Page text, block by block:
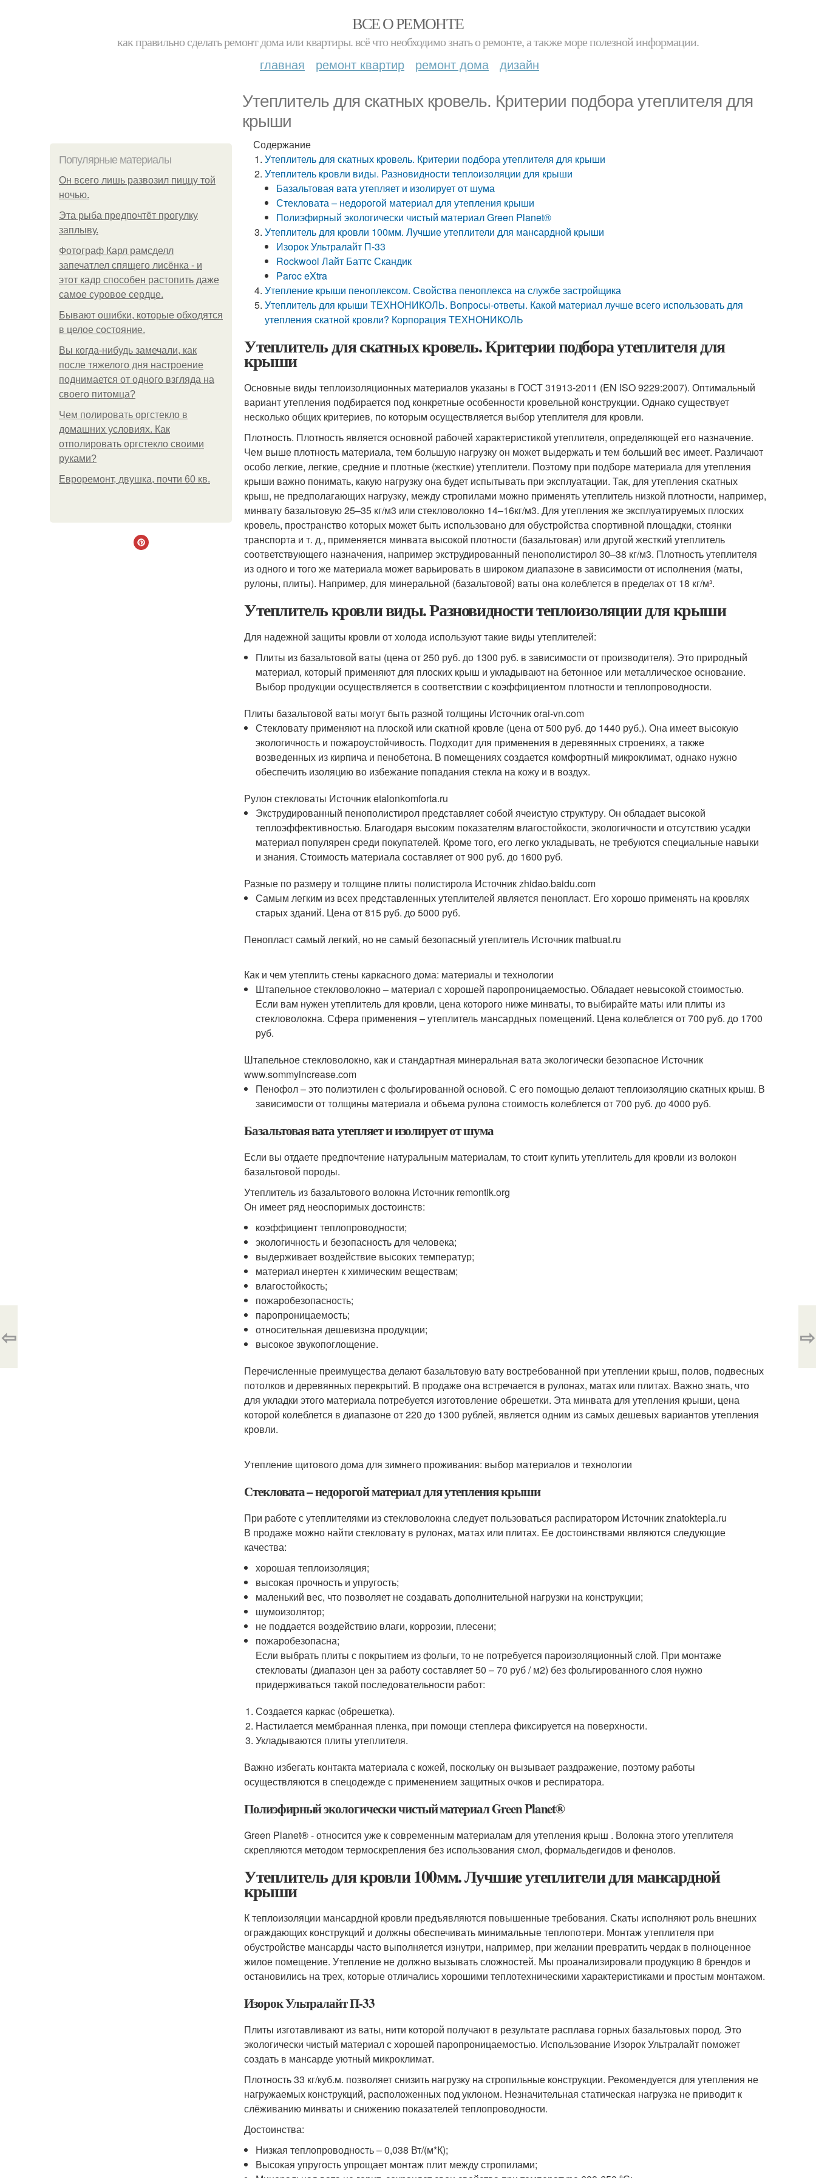
ВСЕ О РЕМОНТЕ
как правильно сделать ремонт дома или квартиры. всё что необходимо знать о ремонте, а также море полезной информации.
главная ремонт квартир ремонт дома дизайн
Утеплитель для скатных кровель. Критерии подбора утеплителя для
крыши
Популярные материалы
Он всего лишь развозил пиццу той
ночью.
Эта рыба предпочтёт прогулку
заплыву.
Фотограф Карл рамсделл
запечатлел спящего лисёнка - и
этот кадр способен растопить даже
самое суровое сердце.
Бывают ошибки, которые обходятся
в целое состояние.
Вы когда-нибудь замечали, как
после тяжелого дня настроение
поднимается от одного взгляда на
своего питомца?
Чем полировать оргстекло в
домашних условиях. Как
отполировать оргстекло своими
руками?
Евроремонт, двушка, почти 60 кв.
Содержание
Утеплитель для скатных кровель. Критерии подбора утеплителя для крыши
Утеплитель кровли виды. Разновидности теплоизоляции для крыши
Базальтовая вата утепляет и изолирует от шума
Стекловата – недорогой материал для утепления крыши
Полиэфирный экологически чистый материал Green Planet®
Утеплитель для кровли 100мм. Лучшие утеплители для мансардной крыши
Изорок Ультралайт П-33
Rockwool Лайт Баттс Скандик
Paroc eXtra
Утепление крыши пеноплексом. Свойства пеноплекса на службе застройщика
Утеплитель для крыши ТЕХНОНИКОЛЬ. Вопросы-ответы. Какой материал лучше всего использовать для
утепления скатной кровли? Корпорация ТЕХНОНИКОЛЬ
Утеплитель для скатных кровель. Критерии подбора утеплителя для
крыши
Основные виды теплоизоляционных материалов указаны в ГОСТ 31913-2011 (EN ISO 9229:2007). Оптимальный
вариант утепления подбирается под конкретные особенности кровельной конструкции. Однако существует
несколько общих критериев, по которым осуществляется выбор утеплителя для кровли.
Плотность. Плотность является основной рабочей характеристикой утеплителя, определяющей его назначение.
Чем выше плотность материала, тем большую нагрузку он может выдержать и тем больший вес имеет. Различают
особо легкие, легкие, средние и плотные (жесткие) утеплители. Поэтому при подборе материала для утепления
крыши важно понимать, какую нагрузку она будет испытывать при эксплуатации. Так, для утепления скатных
крыш, не предполагающих нагрузку, между стропилами можно применять утеплитель низкой плотности, например,
минвату базальтовую 25–35 кг/м3 или стекловолокно 14–16кг/м3. Для утепления же эксплуатируемых плоских
кровель, пространство которых может быть использовано для обустройства спортивной площадки, стоянки
транспорта и т. д., применяется минвата высокой плотности (базальтовая) или другой жесткий утеплитель
соответствующего назначения, например экструдированный пенополистирол 30–38 кг/м3. Плотность утеплителя
из одного и того же материала может варьировать в широком диапазоне в зависимости от исполнения (маты,
рулоны, плиты). Например, для минеральной (базальтовой) ваты она колеблется в пределах от 18 кг/м³.
Утеплитель кровли виды. Разновидности теплоизоляции для крыши
Для надежной защиты кровли от холода используют такие виды утеплителей:
Плиты из базальтовой ваты (цена от 250 руб. до 1300 руб. в зависимости от производителя). Это природный
материал, который применяют для плоских крыш и укладывают на бетонное или металлическое основание.
Выбор продукции осуществляется в соответствии с коэффициентом плотности и теплопроводности.
Плиты базальтовой ваты могут быть разной толщины Источник orai-vn.com
Стекловату применяют на плоской или скатной кровле (цена от 500 руб. до 1440 руб.). Она имеет высокую
экологичность и пожароустойчивость. Подходит для применения в деревянных строениях, а также
возведенных из кирпича и пенобетона. В помещениях создается комфортный микроклимат, однако нужно
обеспечить изоляцию во избежание попадания стекла на кожу и в воздух.
Рулон стекловаты Источник etalonkomforta.ru
Экструдированный пенополистирол представляет собой ячеистую структуру. Он обладает высокой
теплоэффективностью. Благодаря высоким показателям влагостойкости, экологичности и отсутствию усадки
материал популярен среди покупателей. Кроме того, его легко укладывать, не требуются специальные навыки
и знания. Стоимость материала составляет от 900 руб. до 1600 руб.
Разные по размеру и толщине плиты полистирола Источник zhidao.baidu.com
Самым легким из всех представленных утеплителей является пенопласт. Его хорошо применять на кровлях
старых зданий. Цена от 815 руб. до 5000 руб.
Пенопласт самый легкий, но не самый безопасный утеплитель Источник matbuat.ru
Как и чем утеплить стены каркасного дома: материалы и технологии
Штапельное стекловолокно – материал с хорошей паропроницаемостью. Обладает невысокой стоимостью.
Если вам нужен утеплитель для кровли, цена которого ниже минваты, то выбирайте маты или плиты из
стекловолокна. Сфера применения – утеплитель мансардных помещений. Цена колеблется от 700 руб. до 1700
руб.
Штапельное стекловолокно, как и стандартная минеральная вата экологически безопасное Источник
www.sommyincrease.com
Пенофол – это полиэтилен с фольгированной основой. С его помощью делают теплоизоляцию скатных крыш. В
зависимости от толщины материала и объема рулона стоимость колеблется от 700 руб. до 4000 руб.
Базальтовая вата утепляет и изолирует от шума
Если вы отдаете предпочтение натуральным материалам, то стоит купить утеплитель для кровли из волокон
базальтовой породы.
Утеплитель из базальтового волокна Источник remontik.org
Он имеет ряд неоспоримых достоинств:
коэффициент теплопроводности;
экологичность и безопасность для человека;
выдерживает воздействие высоких температур;
материал инертен к химическим веществам;
влагостойкость;
пожаробезопасность;
паропроницаемость;
относительная дешевизна продукции;
высокое звукопоглощение.
Перечисленные преимущества делают базальтовую вату востребованной при утеплении крыш, полов, подвесных
потолков и деревянных перекрытий. В продаже она встречается в рулонах, матах или плитах. Важно знать, что
для укладки этого материала потребуется изготовление обрешетки. Эта минвата для утепления крыши, цена
которой колеблется в диапазоне от 220 до 1300 рублей, является одним из самых дешевых вариантов утепления
кровли.
Утепление щитового дома для зимнего проживания: выбор материалов и технологии
Стекловата – недорогой материал для утепления крыши
При работе с утеплителями из стекловолокна следует пользоваться распиратором Источник znatoktepla.ru
В продаже можно найти стекловату в рулонах, матах или плитах. Ее достоинствами являются следующие
качества:
хорошая теплоизоляция;
высокая прочность и упругость;
маленький вес, что позволяет не создавать дополнительной нагрузки на конструкции;
шумоизолятор;
не поддается воздействию влаги, коррозии, плесени;
пожаробезопасна;
Если выбрать плиты с покрытием из фольги, то не потребуется пароизоляционный слой. При монтаже
стекловаты (диапазон цен за работу составляет 50 – 70 руб / м2) без фольгированного слоя нужно
придерживаться такой последовательности работ:
Создается каркас (обрешетка).
Настилается мембранная пленка, при помощи степлера фиксируется на поверхности.
Укладываются плиты утеплителя.
Важно избегать контакта материала с кожей, поскольку он вызывает раздражение, поэтому работы
осуществляются в спецодежде с применением защитных очков и респиратора.
Полиэфирный экологически чистый материал Green Planet®
Green Planet® - относится уже к современным материалам для утепления крыш . Волокна этого утеплителя
скрепляются методом термоскрепления без использования смол, формальдегидов и фенолов.
Утеплитель для кровли 100мм. Лучшие утеплители для мансардной
крыши
К теплоизоляции мансардной кровли предъявляются повышенные требования. Скаты исполняют роль внешних
ограждающих конструкций и должны обеспечивать минимальные теплопотери. Монтаж утеплителя при
обустройстве мансарды часто выполняется изнутри, например, при желании превратить чердак в полноценное
жилое помещение. Утепление не должно вызывать сложностей. Мы проанализировали продукцию 8 брендов и
остановились на трех, которые отличались хорошими теплотехническими характеристиками и простым монтажом.
Изорок Ультралайт П-33
Плиты изготавливают из ваты, нити которой получают в результате расплава горных базальтовых пород. Это
экологически чистый материал с хорошей паропроницаемостью. Использование Изорок Ультралайт поможет
создать в мансарде уютный микроклимат.
Плотность 33 кг/куб.м. позволяет снизить нагрузку на стропильные конструкции. Рекомендуется для утепления не
нагружаемых конструкций, расположенных под уклоном. Незначительная статическая нагрузка не приводит к
слёживанию минваты и снижению показателей теплопроводности.
Достоинства:
Низкая теплопроводность – 0,038 Вт/(м*К);
Высокая упругость упрощает монтаж плит между стропилами;
⇦ ⇨